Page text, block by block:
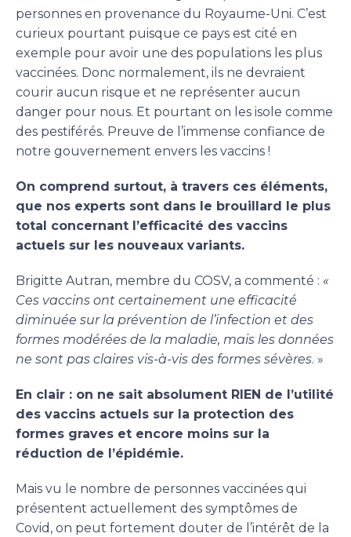
personnes en provenance du Royaume-Uni. C’est
curieux pourtant puisque ce pays est cité en
exemple pour avoir une des populations les plus
vaccinées. Donc normalement, ils ne devraient
courir aucun risque et ne représenter aucun
danger pour nous. Et pourtant on les isole comme
des pestiférés. Preuve de l’immense confiance de
notre gouvernement envers les vaccins !
On comprend surtout, à travers ces éléments,
que nos experts sont dans le brouillard le plus
total concernant l’efficacité des vaccins
actuels sur les nouveaux variants.
Brigitte Autran, membre du COSV, a commenté : «
Ces vaccins ont certainement une efficacité
diminuée sur la prévention de l’infection et des
formes modérées de la maladie, mais les données
ne sont pas claires vis-à-vis des formes sévères. »
En clair : on ne sait absolument RIEN de l’utilité
des vaccins actuels sur la protection des
formes graves et encore moins sur la
réduction de l’épidémie.
Mais vu le nombre de personnes vaccinées qui
présentent actuellement des symptômes de
Covid, on peut fortement douter de l’intérêt de la